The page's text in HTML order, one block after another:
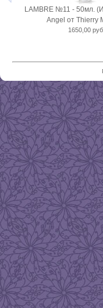
LAMBRE №11 - 50мл.
Angel от Thierry
1650,00 руб